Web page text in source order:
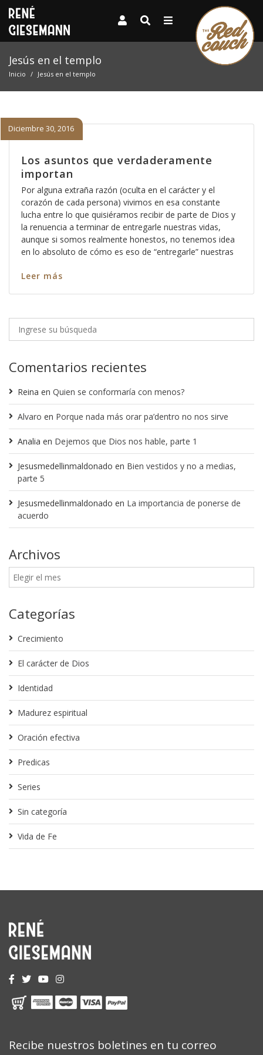
Jesús en el templo
Inicio Jesús en el templo
Los asuntos que verdaderamente
importan
Diciembre 30, 2016
Por alguna extraña razón (oculta en el carácter y el
corazón de cada persona) vivimos en esa constante
lucha entre lo que quisiéramos recibir de parte de Dios y
la renuencia a terminar de entregarle nuestras vidas,
aunque si somos realmente honestos, no tenemos idea
en lo absoluto de cómo es eso de “entregarle” nuestras
Leer más
Comentarios recientes
Reina en Quien se conformaría con menos?
Alvaro en Porque nada más orar pa’dentro no nos sirve
Analia en Dejemos que Dios nos hable, parte 1
Jesusmedellinmaldonado en Bien vestidos y no a medias,
parte 5
Jesusmedellinmaldonado en La importancia de ponerse de
acuerdo
Archivos
Categorías
Crecimiento
El carácter de Dios
Identidad
Madurez espiritual
Oración efectiva
Predicas
Series
Sin categoría
Vida de Fe
Recibe nuestros boletines en tu correo